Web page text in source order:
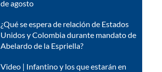
de agosto
¿Qué se espera de relación de Estados
Unidos y Colombia durante mandato de
Abelardo de la Espriella?
Video | Infantino y los que estarán en